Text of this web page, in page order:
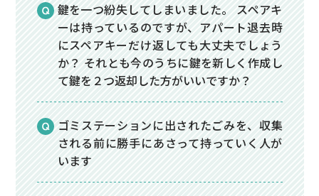
鍵を一つ紛失してしまいました。 スペアキ
ーは持っているのですが、アパート退去時
にスペアキーだけ返しても大丈夫でしょう
か？ それとも今のうちに鍵を新しく作成し
て鍵を２つ返却した方がいいですか？
ゴミステーションに出されたごみを、収集
される前に勝手にあさって持っていく人が
います